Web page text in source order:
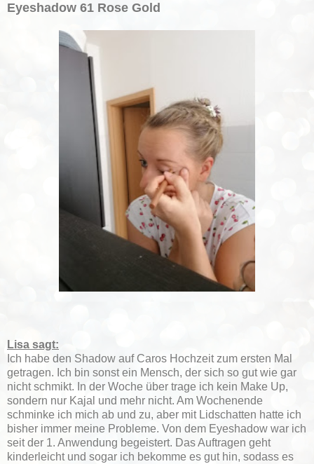
Eyeshadow 61 Rose Gold
Lisa sagt:
Ich habe den Shadow auf Caros Hochzeit zum ersten Mal
getragen. Ich bin sonst ein Mensch, der sich so gut wie gar
nicht schmikt. In der Woche über trage ich kein Make Up,
sondern nur Kajal und mehr nicht. Am Wochenende
schminke ich mich ab und zu, aber mit Lidschatten hatte ich
bisher immer meine Probleme. Von dem Eyeshadow war ich
seit der 1. Anwendung begeistert. Das Auftragen geht
kinderleicht und sogar ich bekomme es gut hin, sodass es